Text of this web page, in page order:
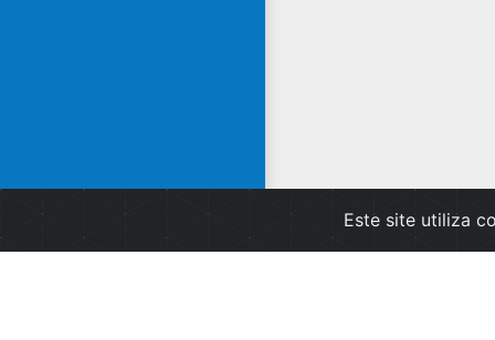
Este site utiliza